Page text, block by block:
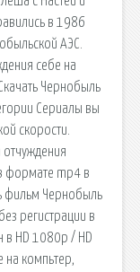
в 1986
АЭС.
себе на
Чернобыль
Сериалы вы
скорости.
формате mp4 в
фильм Чернобыль
регистрации в
в HD 1080p / HD
на компьтер,